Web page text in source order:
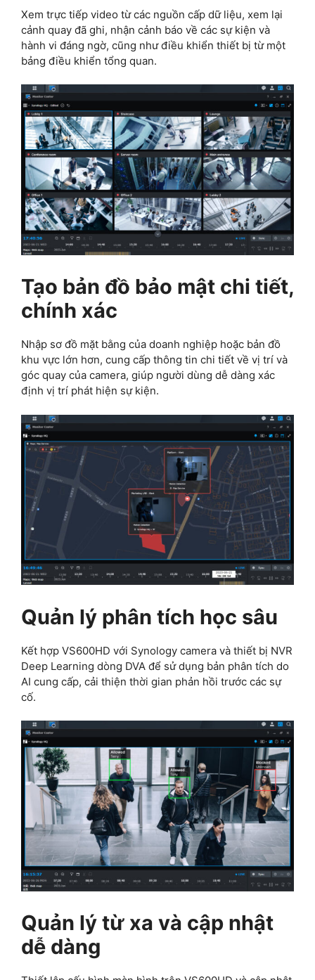
Xem trực tiếp video từ các nguồn cấp dữ liệu, xem lại
cảnh quay đã ghi, nhận cảnh báo về các sự kiện và
hành vi đáng ngờ, cũng như điều khiển thiết bị từ một
bảng điều khiển tổng quan.
Tạo bản đồ bảo mật chi tiết,
chính xác
Nhập sơ đồ mặt bằng của doanh nghiệp hoặc bản đồ
khu vực lớn hơn, cung cấp thông tin chi tiết về vị trí và
góc quay của camera, giúp người dùng dễ dàng xác
định vị trí phát hiện sự kiện.
Quản lý phân tích học sâu
Kết hợp VS600HD với Synology camera và thiết bị NVR
Deep Learning dòng DVA để sử dụng bản phân tích do
AI cung cấp, cải thiện thời gian phản hồi trước các sự
cố.
Quản lý từ xa và cập nhật
dễ dàng